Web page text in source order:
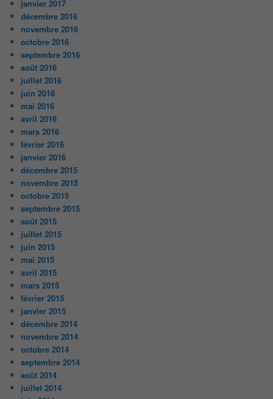
janvier 2017
décembre 2016
novembre 2016
octobre 2016
septembre 2016
août 2016
juillet 2016
juin 2016
mai 2016
avril 2016
mars 2016
février 2016
janvier 2016
décembre 2015
novembre 2015
octobre 2015
septembre 2015
août 2015
juillet 2015
juin 2015
mai 2015
avril 2015
mars 2015
février 2015
janvier 2015
décembre 2014
novembre 2014
octobre 2014
septembre 2014
août 2014
juillet 2014